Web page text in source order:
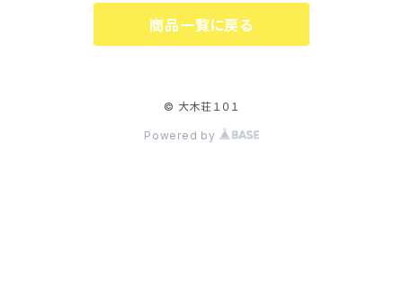
商品一覧に戻る
© 大木荘１０１
Powered by